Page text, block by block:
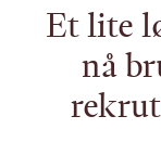
Et lite
nå